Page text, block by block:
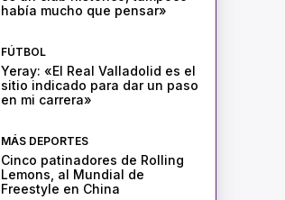
había mucho que pensar»
FÚTBOL
Yeray: «El Real Valladolid es el
sitio indicado para dar un paso
en mi carrera»
MÁS DEPORTES
Cinco patinadores de Rolling
Lemons, al Mundial de
Freestyle en China